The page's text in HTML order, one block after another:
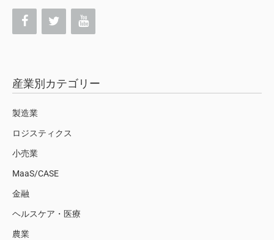
産業別カテゴリー
製造業
ロジスティクス
小売業
MaaS/CASE
金融
ヘルスケア・医療
農業